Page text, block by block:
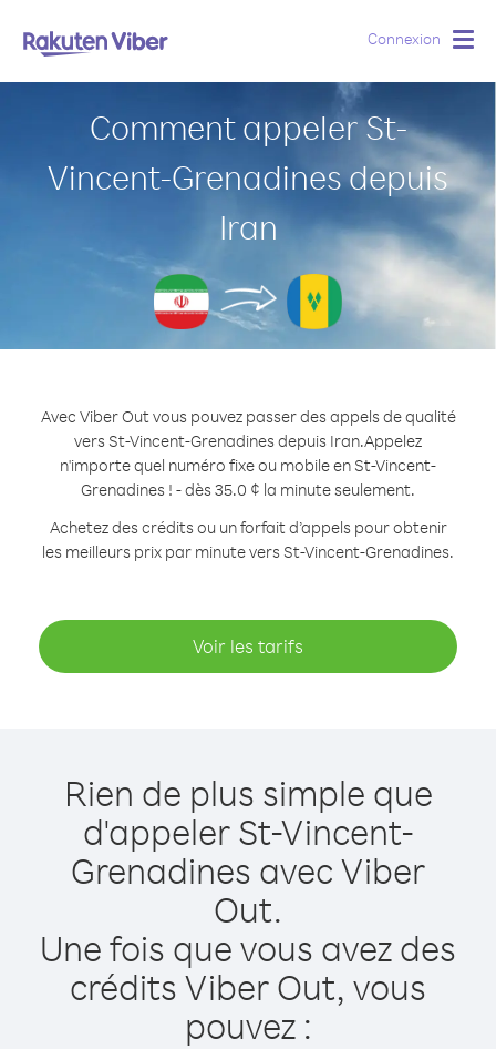
Connexion
Comment appeler St-
Vincent-Grenadines depuis
Iran
Avec Viber Out vous pouvez passer des appels de qualité
vers St-Vincent-Grenadines depuis Iran.Appelez
n'importe quel numéro fixe ou mobile en St-Vincent-
Grenadines ! - dès 35.0 ¢ la minute seulement.
Achetez des crédits ou un forfait d’appels pour obtenir
les meilleurs prix par minute vers St-Vincent-Grenadines.
Voir les tarifs
Rien de plus simple que
d'appeler St-Vincent-
Grenadines avec Viber
Out.
Une fois que vous avez des
crédits Viber Out, vous
pouvez :